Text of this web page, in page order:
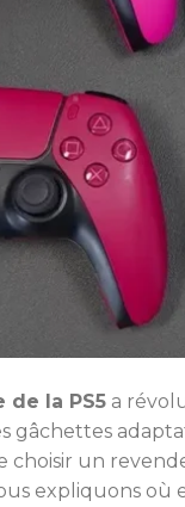
de la PS5 a
gâchettes
choisir un
expliquons